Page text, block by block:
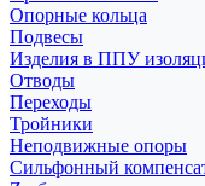
Опорные кольца
Подвесы
Изделия в ППУ
Отводы
Переходы
Тройники
Неподвижные опоры
Cильфонный